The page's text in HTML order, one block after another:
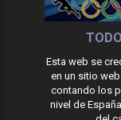
Esta web se
en un sitio
contando los
nivel de